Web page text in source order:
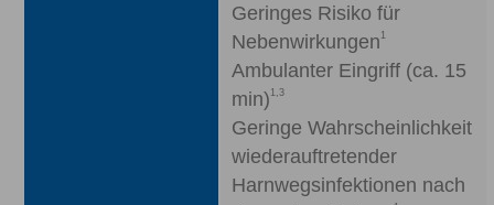
Geringes Risiko für
Nebenwirkungen 1
Ambulanter Eingriff (ca. 15
min) 1,3
Geringe Wahrscheinlichkeit
wiederauftretender
Harnwegsinfektionen nach